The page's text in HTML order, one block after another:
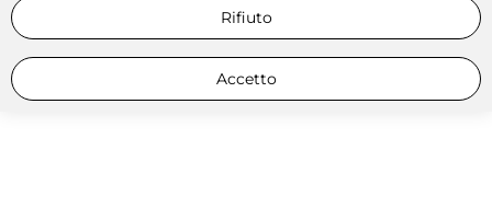
Rifiuto
Accetto